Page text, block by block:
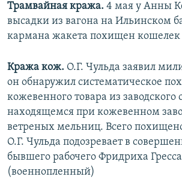
Трамвайная кража. 4 мая у Анны
высадки из вагона на Ильинском
кармана жакета похищен кошелек
Кража кож. О.Г. Чульда заявил
он обнаружил систематическое
кожевенного товара из заводского
находящемся при кожевенном
ветреных мельниц. Всего
О.Г. Чульда подозревает в
бывшего рабочего Фридриха Гресса
(военнопленный)